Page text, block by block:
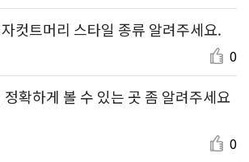
컷트머리 스타일 종류 알려주세요.
0
확하게 볼 수 있는 곳 좀 알려주세요
0